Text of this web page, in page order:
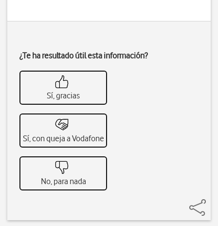
¿Te ha resultado útil esta información?
Sí, gracias
Sí, con queja a Vodafone
No, para nada